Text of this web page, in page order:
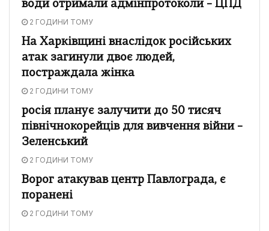
води отримали адмінпротоколи – ЦПД
2 ГОДИНИ ТОМУ
На Харківщині внаслідок російських
атак загинули двоє людей,
постраждала жінка
2 ГОДИНИ ТОМУ
росія планує залучити до 50 тисяч
північнокорейців для вивчення війни –
Зеленський
2 ГОДИНИ ТОМУ
Ворог атакував центр Павлограда, є
поранені
2 ГОДИНИ ТОМУ